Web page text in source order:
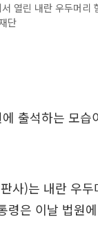
열린 내란 우두머리
단
출석하는 모습
사)는 내란 우
은 이날 법원